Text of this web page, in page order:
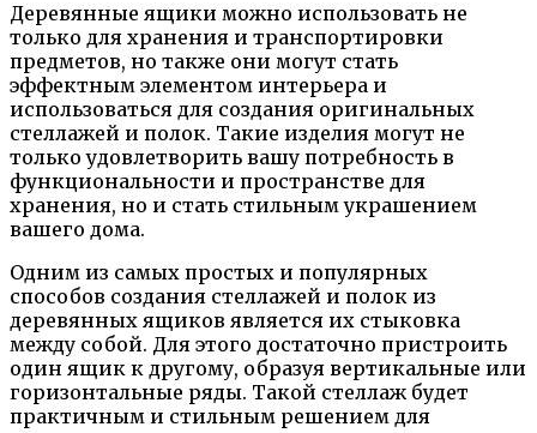
Деревянные ящики можно использовать не
только для хранения и транспортировки
предметов, но также они могут стать
эффектным элементом интерьера и
использоваться для создания оригинальных
стеллажей и полок. Такие изделия могут не
только удовлетворить вашу потребность в
функциональности и пространстве для
хранения, но и стать стильным украшением
вашего дома.
Одним из самых простых и популярных
способов создания стеллажей и полок из
деревянных ящиков является их стыковка
между собой. Для этого достаточно пристроить
один ящик к другому, образуя вертикальные или
горизонтальные ряды. Такой стеллаж будет
практичным и стильным решением для